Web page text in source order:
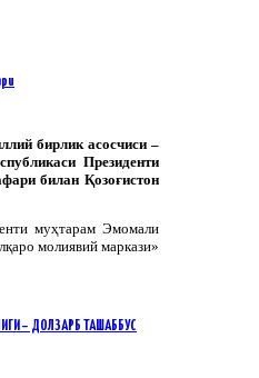
бирлик асосчиси –
Президенти
билан Қозоғистон
муҳтарам Эмомали
молиявий маркази»
– ДОЛЗАРБ ТАШАББУС